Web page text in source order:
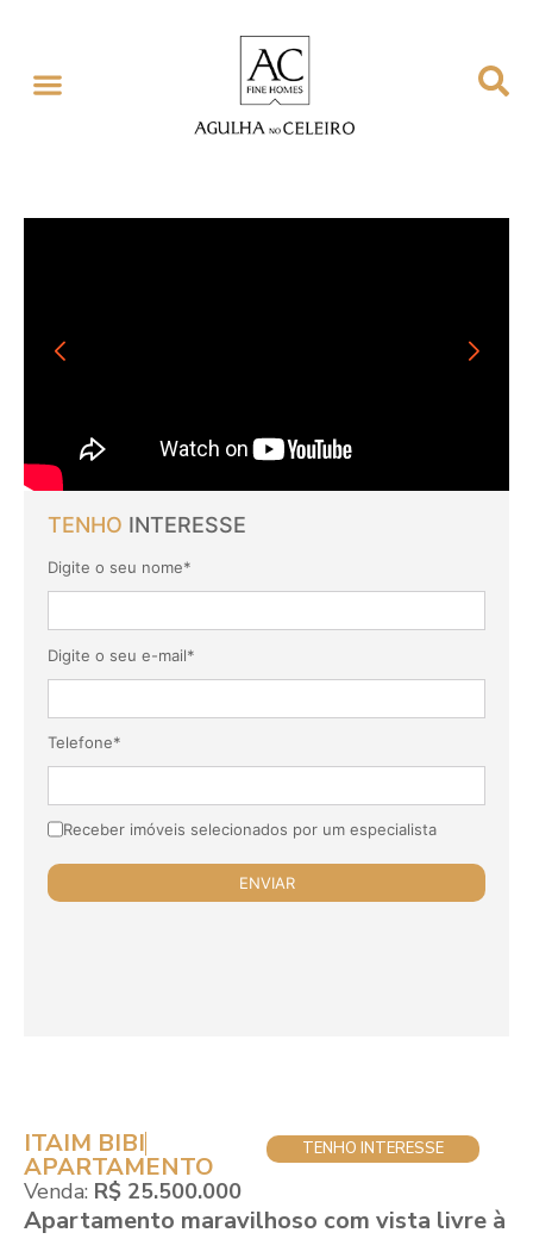
TENHO INTERESSE
Digite o seu nome*
Digite o seu e-mail*
Telefone*
Receber imóveis selecionados por um especialista
ITAIM BIBI
APARTAMENTO
Venda: R$ 25.500.000
TENHO INTERESSE
Apartamento maravilhoso com vista livre à